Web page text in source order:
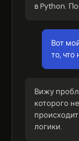
в Python.
Вот
то,
Вижу
которого
логики.